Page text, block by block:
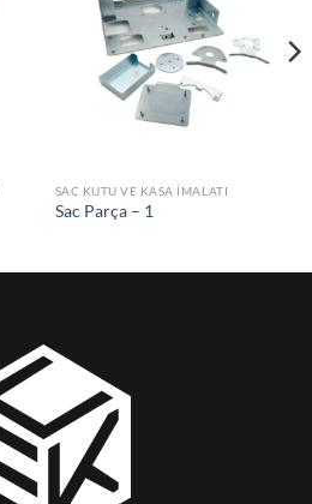
SAC KUTU VE KASA İMALATI
Sac Parça – 1